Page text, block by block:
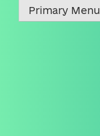
Primary Menu